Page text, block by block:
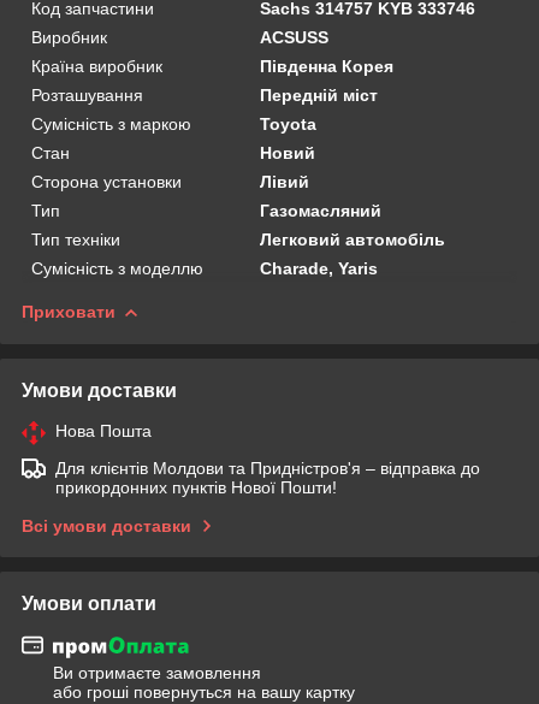
Код запчастини
Sachs 314757 KYB 333746
Виробник
ACSUSS
Країна виробник
Південна Корея
Розташування
Передній міст
Сумісність з маркою
Toyota
Стан
Новий
Сторона установки
Лівий
Тип
Газомасляний
Тип техніки
Легковий автомобіль
Сумісність з моделлю
Charade, Yaris
Приховати
Умови доставки
Нова Пошта
Для клієнтів Молдови та Придністров'я – відправка до
прикордонних пунктів Нової Пошти!
Всі умови доставки
Умови оплати
Ви отримаєте замовлення
або гроші повернуться на вашу картку